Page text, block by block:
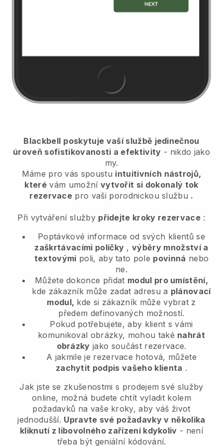
Blackbell poskytuje vaší službě jedinečnou
úroveň sofistikovanosti a efektivity - nikdo jako
my.
Máme pro vás spoustu intuitivních nástrojů,
které vám umožní vytvořit si dokonalý tok
rezervace pro vaši porodnickou službu .
Při vytváření služby přidejte kroky rezervace:
Poptávkové informace od svých klientů se
zaškrtávacími políčky ,výběry množství a
textovými poli, aby tato pole povinná nebo
ne.
Můžete dokonce přidat modul pro umístění,
kde zákazník může zadat adresu a plánovací
modul, kde si zákazník může vybrat z
předem definovaných možností.
Pokud potřebujete, aby klient s vámi
komunikoval obrázky, mohou také nahrát
obrázky jako součást rezervace.
A jakmile je rezervace hotová, můžete
zachytit podpis vašeho klienta .
Jak jste se zkušenostmi s prodejem své služby
online, možná budete chtít vyladit kolem
požadavků na vaše kroky, aby váš život
jednodušší. Upravte své požadavky v několika
kliknutí z libovolného zařízení kdykoliv - není
třeba být geniální kódování.